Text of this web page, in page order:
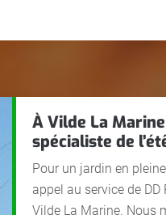
À Vilde La
spécialiste de
Pour un jardin en
appel au service de
Vilde La Marine. Nous